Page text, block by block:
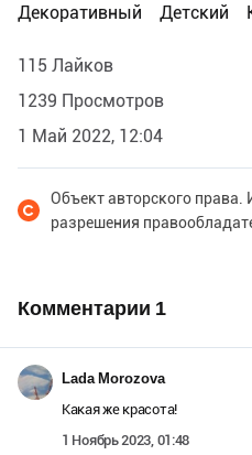
Декоративный
Детский
115 Лайков
1239 Просмотров
1 Май 2022, 12:04
Объект авторского права.
разрешения
Комментарии 1
Lada Morozova
Какая же красота!
1 Ноябрь 2023, 01:48